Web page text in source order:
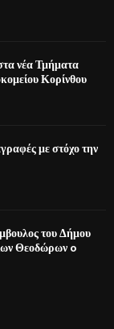
νέα Τμήματα
Κορίνθου
με στόχο την
του Δήμου
Θεοδώρων o